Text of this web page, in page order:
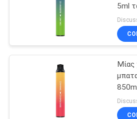
ΠΕΡΊΠΟΥ
ΕΜΕΊΣ
ΕΡΓΟΣΤΑΣΊΩΝ
Μίας χρήσης
μάνδρα Vape
5ml
Μίας